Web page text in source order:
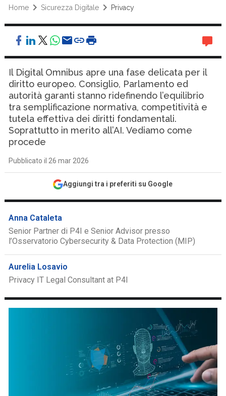
Home Sicurezza Digitale Privacy
Il Digital Omnibus apre una fase delicata per il
diritto europeo. Consiglio, Parlamento ed
autorità garanti stanno ridefinendo l’equilibrio
tra semplificazione normativa, competitività e
tutela effettiva dei diritti fondamentali.
Soprattutto in merito all’AI. Vediamo come
procede
Pubblicato il 26 mar 2026
Aggiungi tra i preferiti su Google
Anna Cataleta
Senior Partner di P4I e Senior Advisor presso
l’Osservatorio Cybersecurity & Data Protection (MIP)
Aurelia Losavio
Privacy IT Legal Consultant at P4I